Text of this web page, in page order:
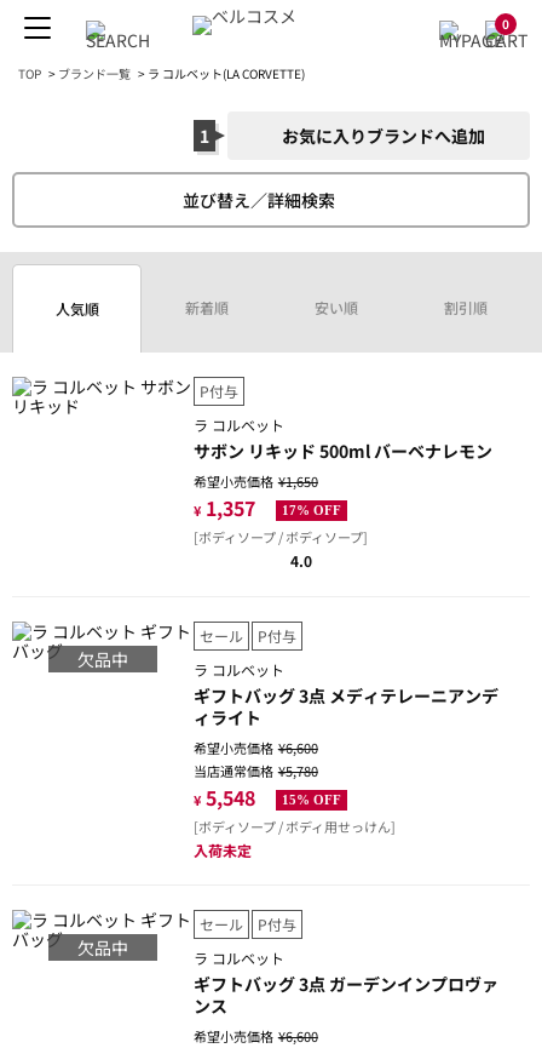
0
TOP > ブランド一覧 > ラ コルベット(LA CORVETTE)
1 お気に入りブランドへ追加
並び替え／詳細検索
人気順 新着順 安い順 割引順
P付与
ラ コルベット
サボン リキッド 500ml バーベナレモン
希望小売価格¥1,650
¥ 1,357 17% OFF
[ボディソープ / ボディソープ]
4.0
欠品中
セール
P付与
ラ コルベット
ギフトバッグ 3点 メディテレーニアンデ
ィライト
希望小売価格¥6,600
当店通常価格¥5,780
¥ 5,548 15% OFF
[ボディソープ / ボディ用せっけん]
入荷未定
欠品中
セール
P付与
ラ コルベット
ギフトバッグ 3点 ガーデンインプロヴァ
ンス
希望小売価格¥6,600